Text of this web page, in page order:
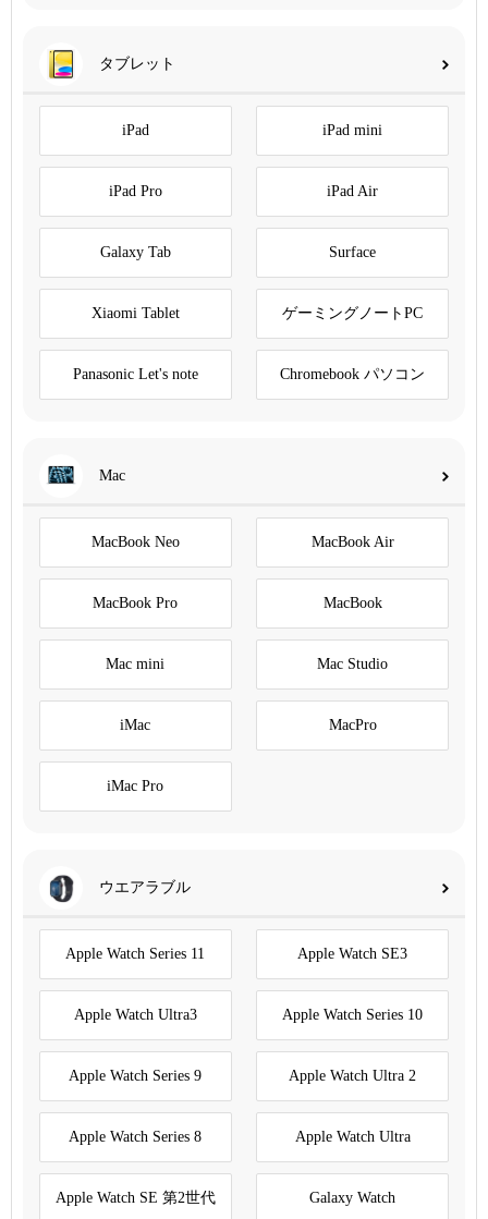
タブレット
iPad iPad mini
iPad Pro iPad Air
Galaxy Tab Surface
Xiaomi Tablet ゲーミングノートPC
Panasonic Let's note Chromebook パソコン
Mac
MacBook Neo MacBook Air
MacBook Pro MacBook
Mac mini Mac Studio
iMac MacPro
iMac Pro
ウエアラブル
Apple Watch Series 11 Apple Watch SE3
Apple Watch Ultra3 Apple Watch Series 10
Apple Watch Series 9 Apple Watch Ultra 2
Apple Watch Series 8 Apple Watch Ultra
Apple Watch SE 第2世代 Galaxy Watch